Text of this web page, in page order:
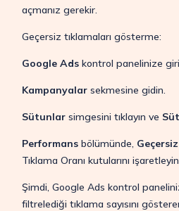
açmanız gerekir.
Geçersiz tıklamaları gösterme:
Google Adskontrol panelinize
Kampanyalarsekmesine gidin.
Sütunlarsimgesini tıklayın ve
Performansbölümünde,
Tıklama Oranı kutularını
Şimdi, Google Ads kontrol
filtrelediği tıklama sayısını